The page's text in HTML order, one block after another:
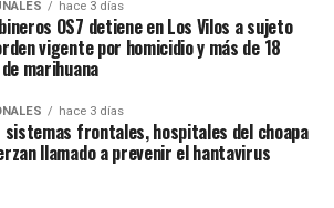
hace 3 días
OS7 detiene en Los Vilos a sujeto
vigente por homicidio y más de 18
marihuana
hace 3 días
sistemas frontales, hospitales del choapa
llamado a prevenir el hantavirus